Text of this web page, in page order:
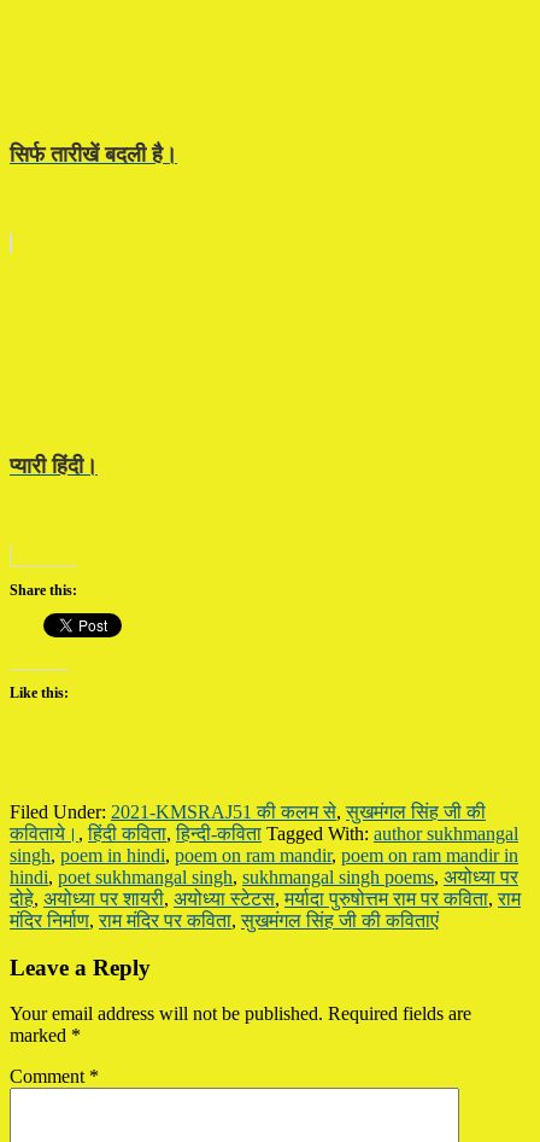
सिर्फ तारीखें बदली है।
प्यारी हिंदी।
Share this:
Like this:
Filed Under: 2021-KMSRAJ51 की कलम से,सुखमंगल सिंह जी की
कविताये। ,हिंदी कविता,हिन्दी-कविता Tagged With: author sukhmangal
singh, poem in hindi, poem on ram mandir, poem on ram mandir in
hindi, poet sukhmangal singh, sukhmangal singh poems, अयोध्या पर
दोहे, अयोध्या पर शायरी, अयोध्या स्टेटस,मर्यादा पुरुषोत्तम राम पर कविता,राम
मंदिर निर्माण,राम मंदिर पर कविता,सुखमंगल सिंह जी की कविताएं
Reader
Leave a Reply
Your email address will not be published. Required fields are
marked *
Comment *